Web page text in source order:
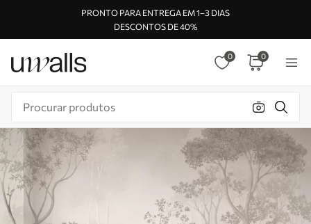
PRONTO PARA ENTREGA EM 1–3 DIAS
DESCONTOS DE 40%
0 0